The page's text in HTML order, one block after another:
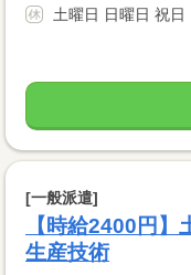
土曜日 日曜日 祝日
[一般派遣]
【時給2400円
生産技術